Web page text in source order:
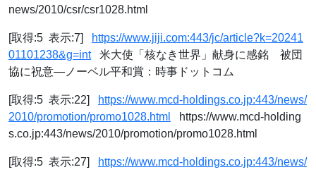
news/2010/csr/csr1028.html
[取得:5 表示:7]
https://www.jiji.com:443/jc/article?k=20241
01101238&g=int米大使「核なき世界」献身に感銘 被団
協に祝意―ノーベル平和賞：時事ドットコム
[取得:5 表示:22]
https://www.mcd-holdings.co.jp:443/news/
2010/promotion/promo1028.html
https://www.mcd-holding
s.co.jp:443/news/2010/promotion/promo1028.html
[取得:5 表示:27]
https://www.mcd-holdings.co.jp:443/news/